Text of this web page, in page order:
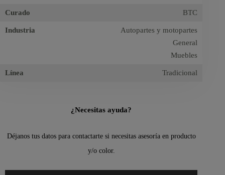
Curado BTC
Industria
Autopartes y motopartes
General
Muebles
Línea Tradicional
¿Necesitas ayuda?
Déjanos tus datos para contactarte si necesitas asesoría en producto
y/o color.